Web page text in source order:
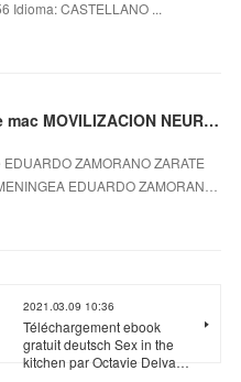
Idioma: CASTELLANO ...
Descargar ebook desde google mac MOVILIZACION NEUROMENINGEA PDF 9788479039707
ZAMORANO ZARATE
EDUARDO ZAMORAN…
2021.03.09 10:36
Téléchargement ebook
gratuit deutsch Sex in the
kitchen par Octavie Delva…